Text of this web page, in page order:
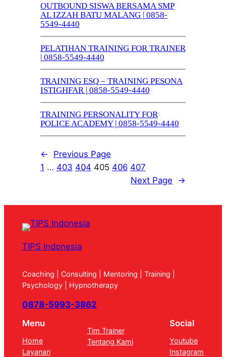
OUTBOUND SISWA BERSAMA SMP
AL IZZAH BATU MALANG | 0858-
5549-4440
PELATIHAN TRAINING FOR TRAINER
| 0858-5549-4440
TRAINING ESQ – TRAINING PESONA
ISTIGHFAR | 0858-5549-4440
TRAINING PERSONALITY FOR
POLICE ACADEMY | 0858-5549-4440
←
Previous Page
1 … 403 404 405 406 407
Next Page
→
TIPS Indonesia
Coaching | Consulting | Mentoring | Training |
Psychology | Hypnotherapy
0878-5993-3862
Menu
Home
Layanan
Tim Trainer
Tentang Kami
Social
Youtube
Instagram